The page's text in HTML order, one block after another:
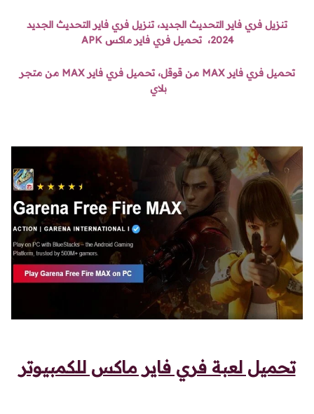
تنزيل فري فاير التحديث الجديد، تنزيل فري فاير التحديث الجديد
2024، تحميل فري فاير ماكس APK
تحميل فري فاير MAX من قوقل، تحميل فري فاير MAX من متجر
بلاي
تحميل لعبة فري فاير ماكس للكمبيوتر